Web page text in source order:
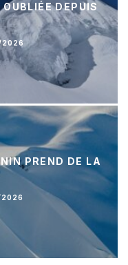
DEPUIS
2026
PREND DE LA
2026